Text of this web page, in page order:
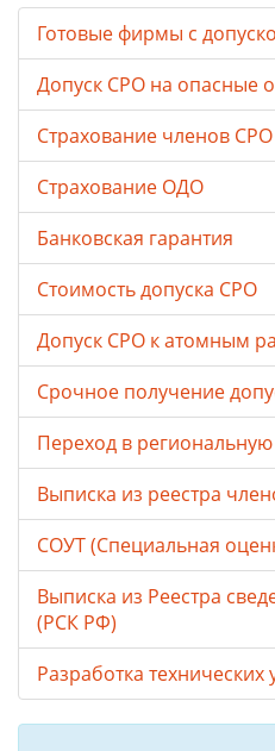
Готовые фирмы с
Допуск СРО на опасные
Страхование членов СРО
Страхование ОДО
Банковская гарантия
Стоимость допуска СРО
Допуск СРО к атомным
Срочное получение
Переход в
Выписка из реестра
СОУТ (Специальная
Выписка из Реестра
(РСК РФ)
Разработка технических